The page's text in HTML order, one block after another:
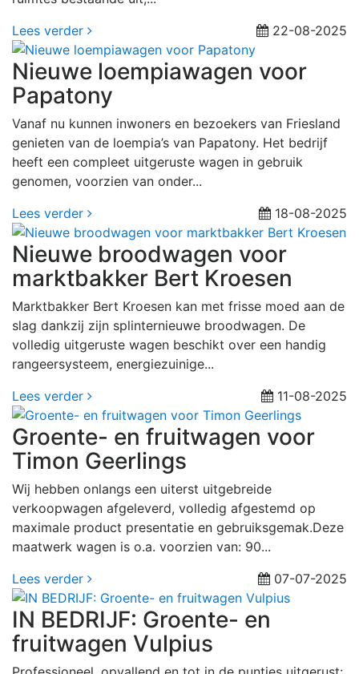
Lees verder
22-08-2025
Nieuwe loempiawagen voor
Papatony
Vanaf nu kunnen inwoners en bezoekers van Friesland
genieten van de loempia’s van Papatony. Het bedrijf
heeft een compleet uitgeruste wagen in gebruik
genomen, voorzien van onder...
Lees verder
18-08-2025
Nieuwe broodwagen voor
marktbakker Bert Kroesen
Marktbakker Bert Kroesen kan met frisse moed aan de
slag dankzij zijn splinternieuwe broodwagen. De
volledig uitgeruste wagen beschikt over een handig
rangeersysteem, energiezuinige...
Lees verder
11-08-2025
Groente- en fruitwagen voor
Timon Geerlings
Wij hebben onlangs een uiterst uitgebreide
verkoopwagen afgeleverd, volledig afgestemd op
maximale product presentatie en gebruiksgemak.Deze
maatwerk wagen is o.a. voorzien van: 90...
Lees verder
07-07-2025
IN BEDRIJF: Groente- en
fruitwagen Vulpius